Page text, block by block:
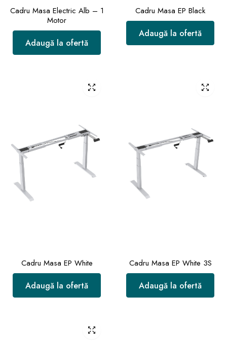
Cadru Masa Electric Alb – 1
Motor
Adaugă la ofertă
Cadru Masa EP Black
Adaugă la ofertă
Cadru Masa EP White
Adaugă la ofertă
Cadru Masa EP White 3S
Adaugă la ofertă